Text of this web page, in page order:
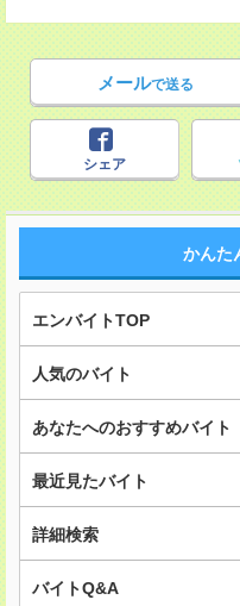
メールで送る
シェア
かんた
エンバイトTOP
人気のバイト
あなたへのおすすめバイト
最近見たバイト
詳細検索
バイトQ&A